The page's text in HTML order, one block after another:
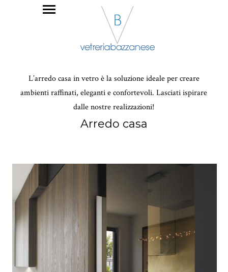
L’arredo casa in vetro è la soluzione ideale per creare
ambienti raffinati, eleganti e confortevoli. Lasciati ispirare
dalle nostre realizzazioni!
Arredo casa